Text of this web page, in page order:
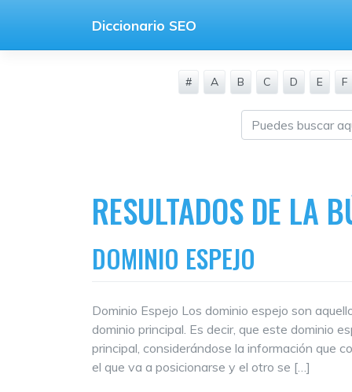
contenido
Diccionario SEO
# A B C D E F
RESULTADOS DE LA
DOMINIO ESPEJO
Dominio Espejo Los dominio espejo son
dominio principal. Es decir, que este dominio
principal, considerándose la información que
el que va a posicionarse y el otro se […]